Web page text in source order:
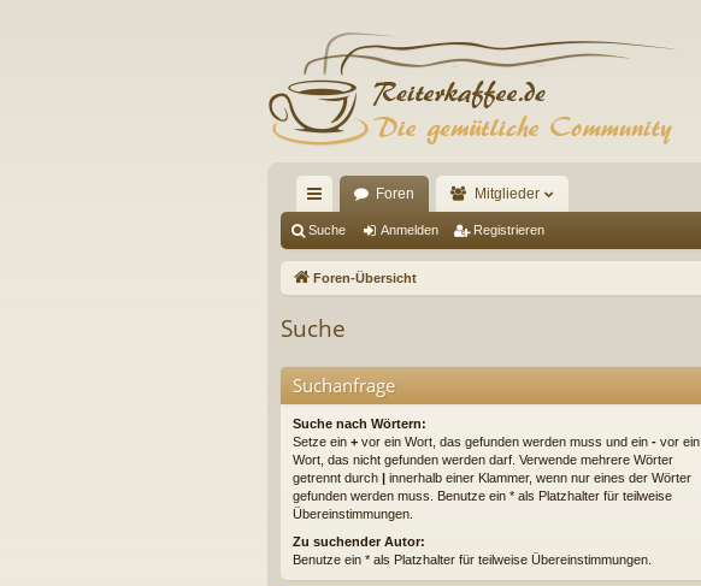
ch
ne
ug
Foren Mitglieder
Suche Anmelden Registrieren
Foren-Übersicht
Suche
Suchanfrage
Suche nach Wörtern:
Setze ein + vor ein Wort, das gefunden werden muss und ein - vor ein
Wort, das nicht gefunden werden darf. Verwende mehrere Wörter
getrennt durch | innerhalb einer Klammer, wenn nur eines der Wörter
gefunden werden muss. Benutze ein * als Platzhalter für teilweise
Übereinstimmungen.
Zu suchender Autor:
Benutze ein * als Platzhalter für teilweise Übereinstimmungen.